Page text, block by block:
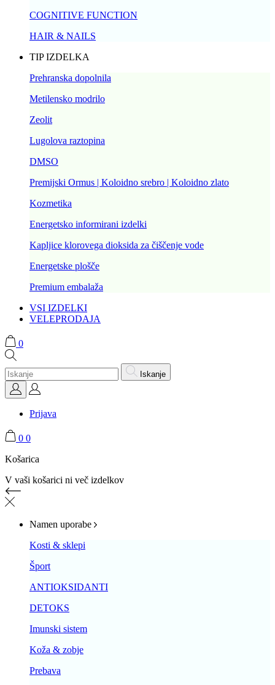
COGNITIVE FUNCTION
HAIR & NAILS
TIP IZDELKA
Prehranska dopolnila
Metilensko modrilo
Zeolit
Lugolova raztopina
DMSO
Premijski Ormus | Koloidno srebro | Koloidno zlato
Kozmetika
Energetsko informirani izdelki
Kapljice klorovega dioksida za čiščenje vode
Energetske plošče
Premium embalaža
VSI IZDELKI
VELEPRODAJA
0
Iskanje
Prijava
0 0
Košarica
V vaši košarici ni več izdelkov
Namen uporabe
Kosti & sklepi
Šport
ANTIOKSIDANTI
DETOKS
Imunski sistem
Koža & zobje
Prebava